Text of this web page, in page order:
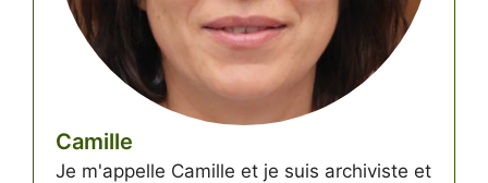
Camille
Je m'appelle Camille et je suis archiviste et